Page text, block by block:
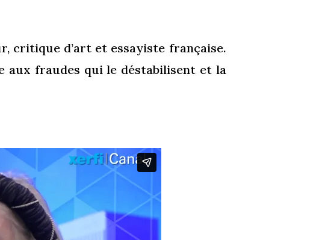
critique d’art et essayiste française.
aux fraudes qui le déstabilisent et la